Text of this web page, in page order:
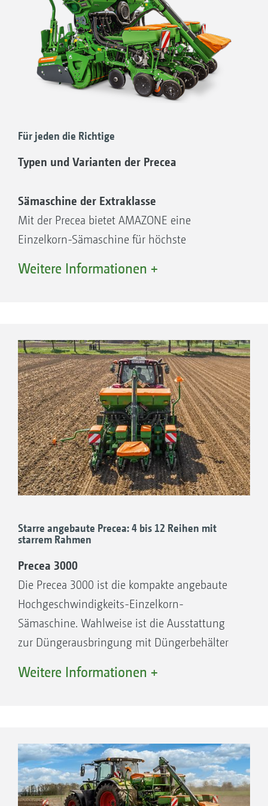
Für jeden die Richtige
Typen und Varianten der Precea
Sämaschine der Extraklasse
Mit der Precea bietet AMAZONE eine
Einzelkorn-Sämaschine für höchste
Vereinzelungsantrieb und das erstklassige
Geschwindigkeit und den Feldbedingungen.
Die hohe Ablagegenauigkeit überzeugt vom
ersten bis zum letzten Korn. Ebenso wie die
intuitive und komfortable Bedienung der
Einzelkorn-Sämaschine.
Ihre Vorteile:
Präzise Kornablage
Exzellente Tiefenführung mit exakter Sätiefe
Arbeitsgeschwindigkeiten von bis zu 15
km/h
Mehr Komfort durch einfachste Bedienung
von Vereinzelung und Schar
Weitere Informationen +
Starre angebaute Precea: 4 bis 12 Reihen mit
starrem Rahmen
Precea 3000
Die Precea 3000 ist die kompakte angebaute
Hochgeschwindigkeits-Einzelkorn-
Sämaschine. Wahlweise ist die Ausstattung
zur Düngerausbringung mit Düngerbehälter
Reihenanzahl sowie die Reihenabstände zu
Alternativ zum teleskopierbaren und
klappbaren Rahmen werden die Produkttypen
auch mit starrem Rahmen angeboten. Mit
Weitere Informationen +